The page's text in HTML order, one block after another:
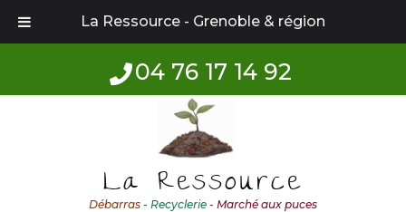
La Ressource - Grenoble & région
04 76 17 14 92
La Ressource
Débarras - Recyclerie - Marché aux puces